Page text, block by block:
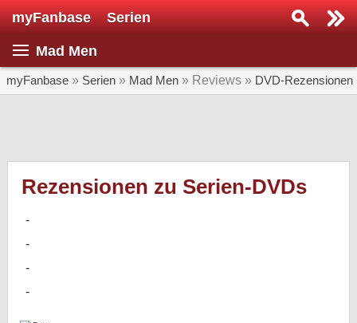
myFanbase Serien
Mad Men
myFanbase » Serien » Mad Men » Reviews » DVD-Rezensionen
Rezensionen zu Serien-DVDs
Serie suchen...
SERIEN